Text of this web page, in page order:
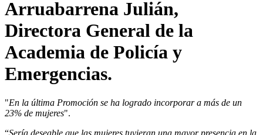
Arruabarrena Julián,
Directora General de la
Academia de Policía y
Emergencias.
"En la última Promoción se ha logrado incorporar a más de un
23% de mujeres".
“Sería deseable que las mujeres tuvieran una mayor presencia en la